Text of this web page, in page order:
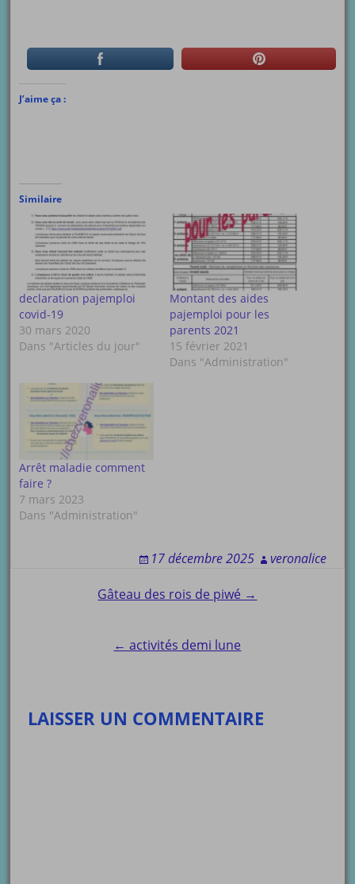
J’aime ça :
Similaire
declaration pajemploi
covid-19
30 mars 2020
Dans "Articles du jour"
Montant des aides
pajemploi pour les
parents 2021
15 février 2021
Dans "Administration"
Arrêt maladie comment
faire ?
7 mars 2023
Dans "Administration"
17 décembre 2025 veronalice
navigation
Gâteau des rois de piwé →
← activités demi lune
LAISSER UN COMMENTAIRE